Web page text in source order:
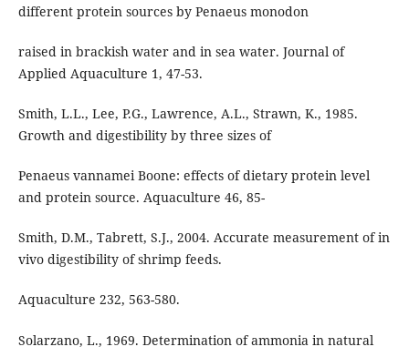
different protein sources by Penaeus monodon
raised in brackish water and in sea water. Journal of
Applied Aquaculture 1, 47-53.
Smith, L.L., Lee, P.G., Lawrence, A.L., Strawn, K., 1985.
Growth and digestibility by three sizes of
Penaeus vannamei Boone: effects of dietary protein level
and protein source. Aquaculture 46, 85-
Smith, D.M., Tabrett, S.J., 2004. Accurate measurement of in
vivo digestibility of shrimp feeds.
Aquaculture 232, 563-580.
Solarzano, L., 1969. Determination of ammonia in natural